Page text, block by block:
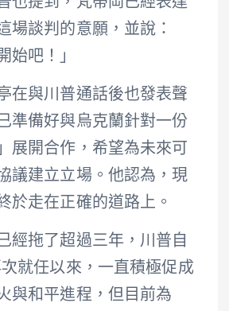
場談判的意願，並說：
始吧！」
在與川普通話後也發表聲
準備好與烏克蘭針對一份
展開合作，希望為未來可
議建立立場。他認為，現
於走在正確的道路上。
經拖了超過三年，川普自
就任以來，一直積極促成
與和平進程，但目前為